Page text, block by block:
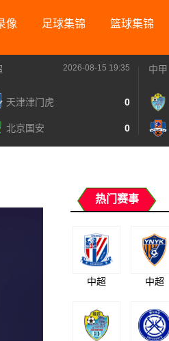
像 足球集锦 篮球集锦
2026-08-15 19:35
天津津门虎 0
北京国安 0
中甲
热门赛事
中超 中超